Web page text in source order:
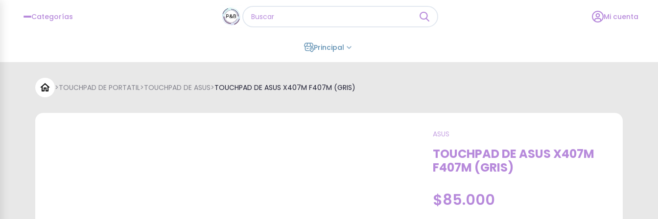
Categorías Mi cuenta
Principal
>TOUCHPAD DE PORTATIL>TOUCHPAD DE ASUS>TOUCHPAD DE ASUS X407M F407M (GRIS)
ASUS
TOUCHPAD DE ASUS X407M
F407M (GRIS)
$85.000